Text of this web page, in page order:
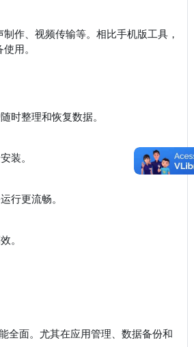
作、视频传输等。相比手机版工具，
用。
时整理和恢复数据。
装。
行更流畅。
。
全面。尤其在应用管理、数据备份和